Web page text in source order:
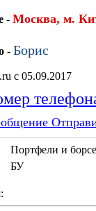
- Москва, м.
- Борис
Apipost.ru с 05.09.2017
Портфели и
БУ